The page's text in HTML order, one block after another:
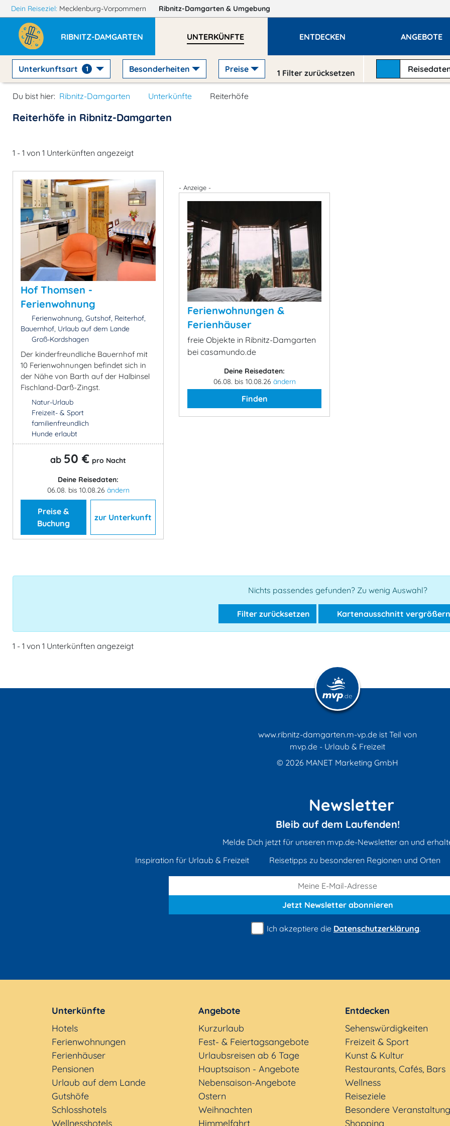
Dein Reiseziel: Mecklenburg-Vorpommern Ribnitz-Damgarten & Umgebung
RIBNITZ-DAMGARTEN UNTERKÜNFTE ENTDECKEN ANGEBOTE
Unterkunftsart 1 Besonderheiten Preise 1 Filter zurücksetzen
Du bist hier: Ribnitz-Damgarten Unterkünfte Reiterhöfe
Reiterhöfe in Ribnitz-Damgarten
1 - 1 von 1 Unterkünften angezeigt
Hof Thomsen -
Ferienwohnung
Ferienwohnung, Gutshof, Reiterhof,
Bauernhof, Urlaub auf dem Lande
Groß-Kordshagen
Der kinderfreundliche Bauernhof mit
10 Ferienwohnungen befindet sich in
der Nähe von Barth auf der Halbinsel
Fischland-Darß-Zingst.
Natur-Urlaub
Freizeit- & Sport
familienfreundlich
Hunde erlaubt
ab 50 € pro Nacht
Deine Reisedaten:
06.08. bis 10.08.26 ändern
Preise &
Buchung
zur Unterkunft
- Anzeige -
Ferienwohnungen &
Ferienhäuser
freie Objekte in Ribnitz-Damgarten
bei casamundo.de
Deine Reisedaten:
06.08. bis 10.08.26 ändern
Finden
Nichts passendes gefunden? Zu wenig Auswahl?
Filter zurücksetzen Kartenausschnitt vergrößern
1 - 1 von 1 Unterkünften angezeigt
www.ribnitz-damgarten.m-vp.de ist Teil von
mvp.de - Urlaub & Freizeit
© 2026 MANET Marketing GmbH
Newsletter
Bleib auf dem Laufenden!
Melde Dich jetzt für unseren mvp.de-Newsletter an und
Inspiration für Urlaub & Freizeit
Reisetipps zu besonderen Regionen und Orten
Jetzt Newsletterabonnieren
Ich akzeptiere die Datenschutzerklärung.
Unterkünfte
Hotels
Ferienwohnungen
Ferienhäuser
Pensionen
Urlaub auf dem Lande
Gutshöfe
Schlosshotels
Wellnesshotels
Angebote
Kurzurlaub
Fest- & Feiertagsangebote
Urlaubsreisen ab 6 Tage
Hauptsaison - Angebote
Nebensaison-Angebote
Ostern
Weihnachten
Himmelfahrt
Entdecken
Sehenswürdigkeiten
Freizeit & Sport
Kunst & Kultur
Restaurants, Cafés, Bars
Wellness
Reiseziele
Besondere
Shopping